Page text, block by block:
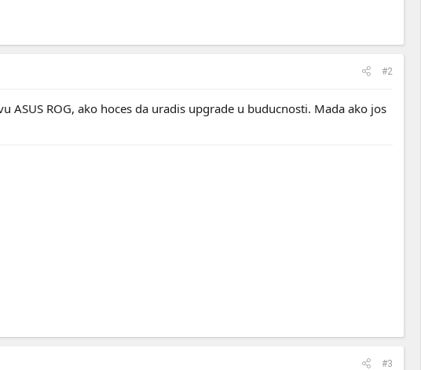
#2
ASUS ROG, ako hoces da uradis upgrade u buducnosti. Mada ako jos
#3